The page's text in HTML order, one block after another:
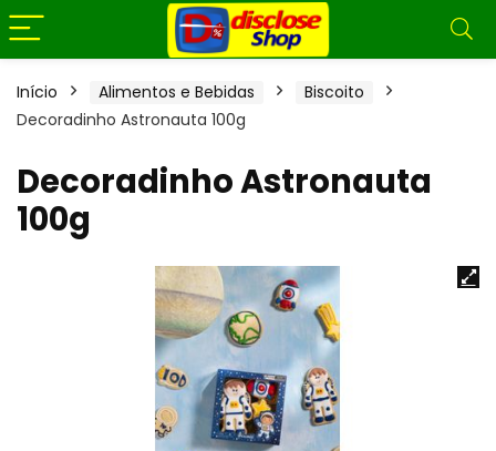
Início Alimentos e Bebidas
Biscoito
Decoradinho Astronauta 100g
Decoradinho Astronauta
100g